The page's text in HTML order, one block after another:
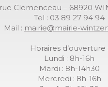
Clemenceau – 68920
Tel : 03 89 27 94 94
Mail : mairie@mairie-
Horaires d’ouverture :
Lundi : 8h-16h
Mardi : 8h-14h30
Mercredi : 8h-16h